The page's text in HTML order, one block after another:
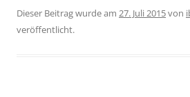
Dieser Beitrag wurde am 27. Juli 2015von
veröffentlicht.